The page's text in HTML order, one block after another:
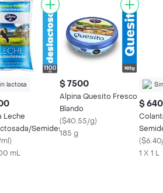
lactosa
Leche
Semidescremada
)
mL
$ 7500
Alpina Quesito Fresco
Blando
($40.55/g)
185 g
$
(
1 X 1 L